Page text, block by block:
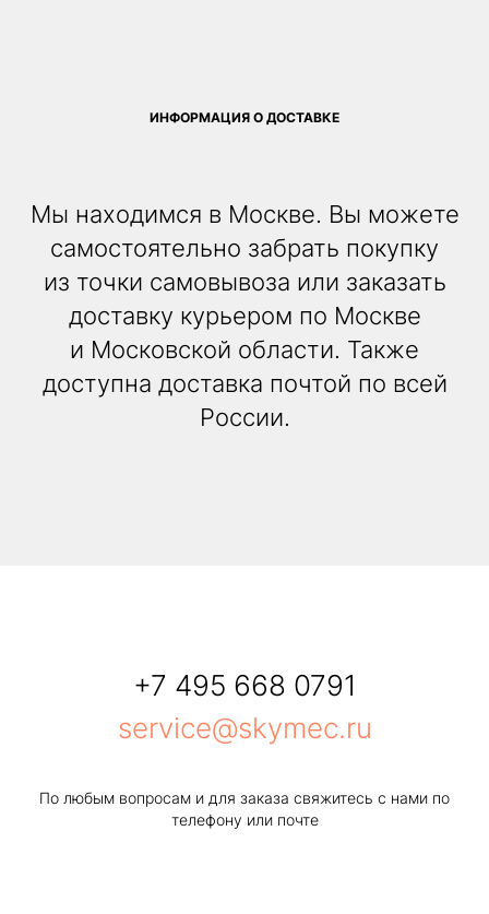
ИНФОРМАЦИЯ О ДОСТАВКЕ
Мы находимся в Москве. Вы можете
самостоятельно забрать покупку
из точки самовывоза или заказать
доставку курьером по Москве
и Московской области. Также
доступна доставка почтой по всей
России.
+7 495 668 0791
service@skymec.ru
По любым вопросам и для заказа свяжитесь с нами по
телефону или почте